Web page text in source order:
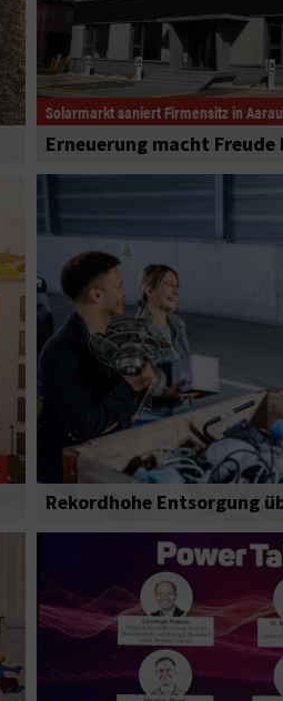
Solarmarkt saniert Firmensitz in Aarau
Erneuerung macht Freude
Rekordhohe Entsorgung